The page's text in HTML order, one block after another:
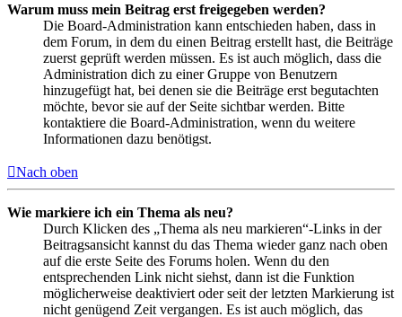
Warum muss mein Beitrag erst freigegeben werden?
Die Board-Administration kann entschieden haben, dass in
dem Forum, in dem du einen Beitrag erstellt hast, die Beiträge
zuerst geprüft werden müssen. Es ist auch möglich, dass die
Administration dich zu einer Gruppe von Benutzern
hinzugefügt hat, bei denen sie die Beiträge erst begutachten
möchte, bevor sie auf der Seite sichtbar werden. Bitte
kontaktiere die Board-Administration, wenn du weitere
Informationen dazu benötigst.
Nach oben
Wie markiere ich ein Thema als neu?
Durch Klicken des „Thema als neu markieren“-Links in der
Beitragsansicht kannst du das Thema wieder ganz nach oben
auf die erste Seite des Forums holen. Wenn du den
entsprechenden Link nicht siehst, dann ist die Funktion
möglicherweise deaktiviert oder seit der letzten Markierung ist
nicht genügend Zeit vergangen. Es ist auch möglich, das